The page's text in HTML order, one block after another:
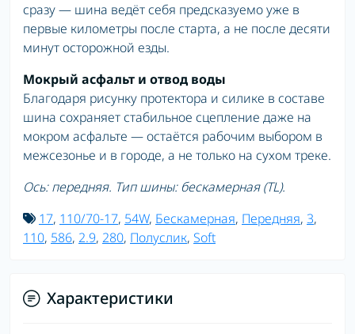
сразу — шина ведёт себя предсказуемо уже в
первые километры после старта, а не после десяти
минут осторожной езды.
Мокрый асфальт и отвод воды
Благодаря рисунку протектора и силике в составе
шина сохраняет стабильное сцепление даже на
мокром асфальте — остаётся рабочим выбором в
межсезонье и в городе, а не только на сухом треке.
Ось: передняя. Тип шины: бескамерная (TL).
17, 110/70-17, 54W, Бескамерная, Передняя, 3,
110, 586, 2.9, 280, Полуслик, Soft
Характеристики